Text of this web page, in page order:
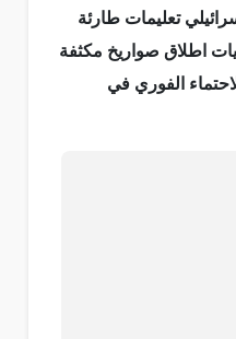
تعليمات طارئة
اطلاق صواريخ مكثفة
الفوري في